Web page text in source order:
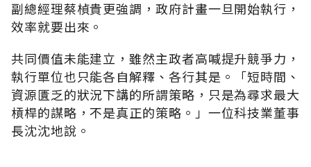
副總經理蔡楨貴更強調，政府計畫一旦開始執行，
效率就要出來。
共同價值未能建立，雖然主政者高喊提升競爭力，
執行單位也只能各自解釋、各行其是。「短時間、
資源匱乏的狀況下講的所謂策略，只是為尋求最大
槓桿的謀略，不是真正的策略。」一位科技業董事
長沈沈地說。